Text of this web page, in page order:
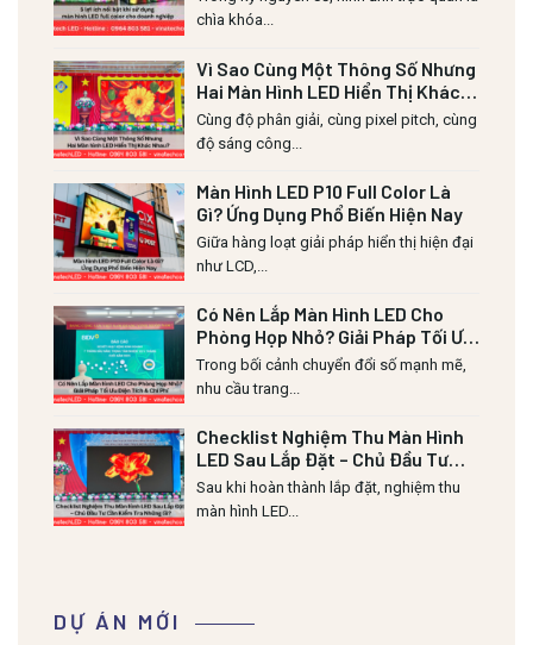
chìa khóa...
Vì Sao Cùng Một Thông Số Nhưng
Hai Màn Hình LED Hiển Thị Khác
Nhau?
Cùng độ phân giải, cùng pixel pitch, cùng
độ sáng công...
Màn Hình LED P10 Full Color Là
Gì? Ứng Dụng Phổ Biến Hiện Nay
Giữa hàng loạt giải pháp hiển thị hiện đại
như LCD,...
Có Nên Lắp Màn Hình LED Cho
Phòng Họp Nhỏ? Giải Pháp Tối Ưu
Diện Tích & Chi Phí
Trong bối cảnh chuyển đổi số mạnh mẽ,
nhu cầu trang...
Checklist Nghiệm Thu Màn Hình
LED Sau Lắp Đặt – Chủ Đầu Tư
Cần Kiểm Tra Những Gì?
Sau khi hoàn thành lắp đặt, nghiệm thu
màn hình LED...
DỰ ÁN MỚI